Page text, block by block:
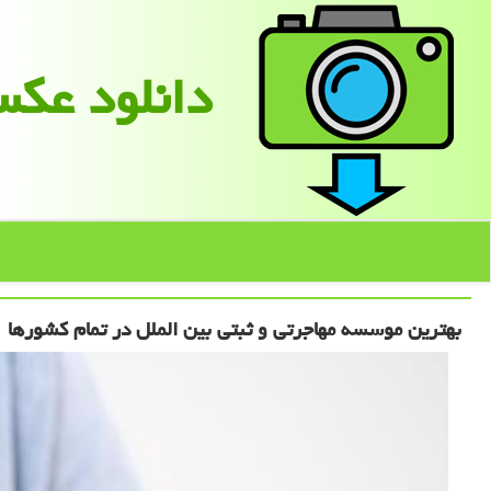
دانلود
بهترین موسسه مهاجرتی و ثبتی بین الملل در تمام کشورها